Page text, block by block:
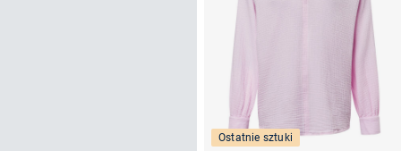
Ostatnie sztuki